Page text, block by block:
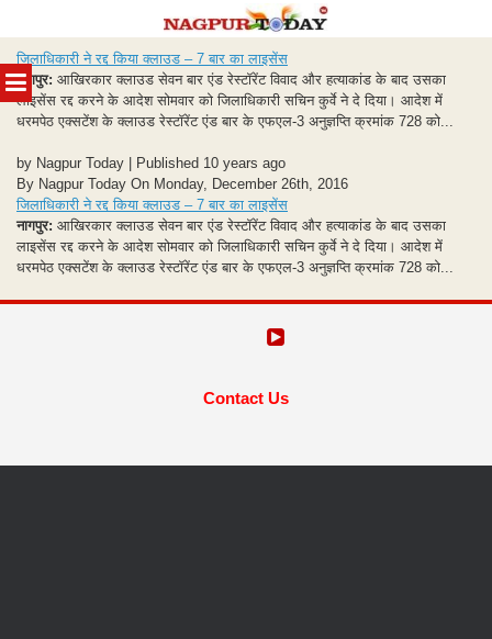
MENU
to
content
जिलाधिकारी ने रद्द किया क्लाउड – 7 बार का लाइसेंस
नागपुर: आखिरकार क्लाउड सेवन बार एंड रेस्टॉरेंट विवाद और हत्याकांड के बाद उसका
लाइसेंस रद्द करने के आदेश सोमवार को जिलाधिकारी सचिन कुर्वे ने दे दिया। आदेश में
धरमपेठ एक्सटेंश के क्लाउड रेस्टॉरेंट एंड बार के एफएल-3 अनुज्ञप्ति क्रमांक 728 को...
by Nagpur Today | Published 10 years ago
By Nagpur Today On Monday, December 26th, 2016
जिलाधिकारी ने रद्द किया क्लाउड – 7 बार का लाइसेंस
नागपुर: आखिरकार क्लाउड सेवन बार एंड रेस्टॉरेंट विवाद और हत्याकांड के बाद उसका
लाइसेंस रद्द करने के आदेश सोमवार को जिलाधिकारी सचिन कुर्वे ने दे दिया। आदेश में
धरमपेठ एक्सटेंश के क्लाउड रेस्टॉरेंट एंड बार के एफएल-3 अनुज्ञप्ति क्रमांक 728 को...
Contact Us